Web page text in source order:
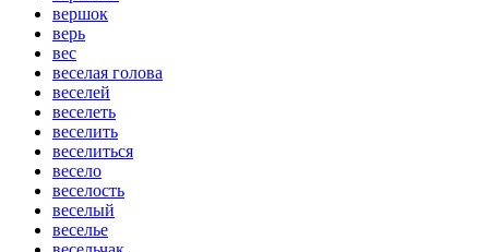
вершок
верь
вес
веселая голова
веселей
веселеть
веселить
веселиться
весело
веселость
веселый
веселье